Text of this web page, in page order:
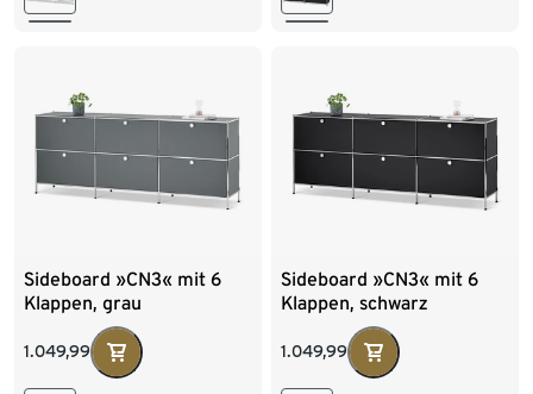
Sideboard »CN3« mit 6
Klappen, grau
1.049,99
Sideboard »CN3« mit 6
Klappen, schwarz
1.049,99